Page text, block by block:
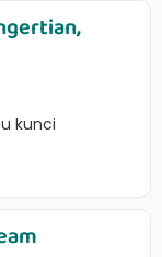
kunci